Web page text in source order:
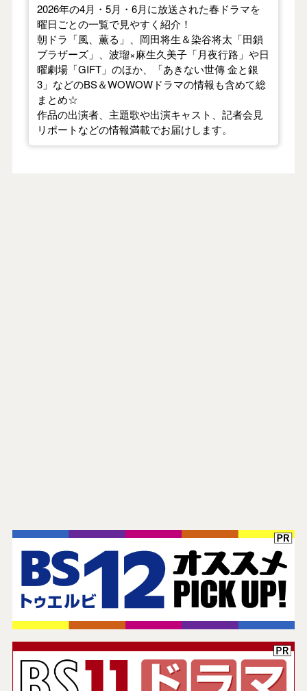
2026年の4月・5月・6月に放送された春ドラマを
曜日ごとの一覧で見やすく紹介！
朝ドラ「風、薫る」、岡田将生＆染谷将太「田鎖
ブラザーズ」、波瑠×麻生久美子「月夜行路」や日
曜劇場「GIFT」のほか、「あきない世傳 金と銀
3」などのBS＆WOWOWドラマの情報も含めて総
まとめ☆
作品の出演者、主題歌や出演キャスト、記者会見
リポートなどの情報満載でお届けします。